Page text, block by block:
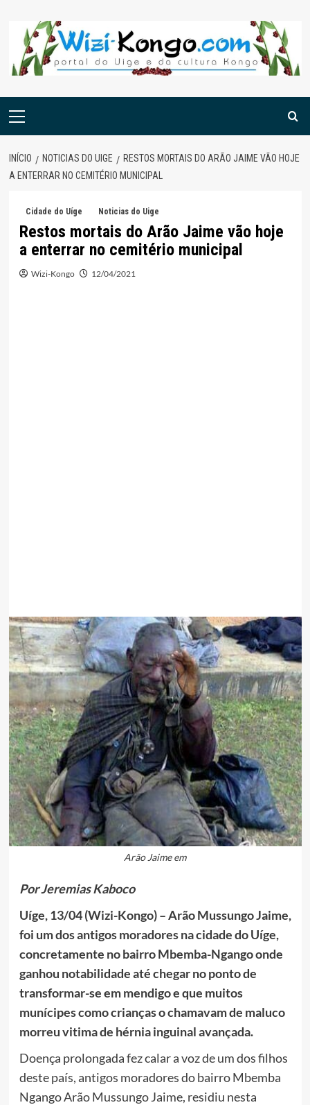
content
Menu
INÍCIO NOTICIAS DO UIGE
RESTOS MORTAIS DO ARÃO JAIME VÃO HOJE
A ENTERRAR NO CEMITÉRIO MUNICIPAL
Cidade do Uíge Noticias do Uige
Restos mortais do Arão Jaime vão hoje
a enterrar no cemitério municipal
Wizi-Kongo 12/04/2021
Arão Jaime em
Por Jeremias Kaboco
Uíge, 13/04 (Wizi-Kongo) – Arão Mussungo Jaime,
foi um dos antigos moradores na cidade do Uíge,
concretamente no bairro Mbemba-Ngango onde
ganhou notabilidade até chegar no ponto de
transformar-se em mendigo e que muitos
munícipes como crianças o chamavam de maluco
morreu vitima de hérnia inguinal avançada.
Doença prolongada fez calar a voz de um dos filhos
deste país, antigos moradores do bairro Mbemba
Ngango Arão Mussungo Jaime, residiu nesta